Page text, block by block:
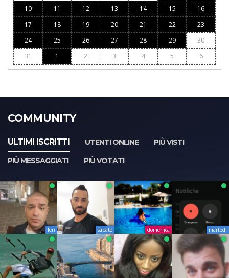
10
11 12 13 14 15
16
17
18 19 20 21 22
23
24
25 26 27 28 29
30
31
1 2 3 4 5 6
COMMUNITY
ULTIMI ISCRITTI UTENTI ONLINE
PIÙ VISTI
PIÙ MESSAGGIATI
PIÙ VOTATI
Ieri sabato domenica martedì